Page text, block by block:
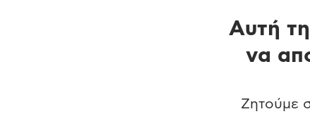
Αυτή
να
Ζητούμε